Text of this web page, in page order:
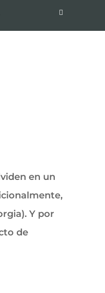
en un
Y por
de